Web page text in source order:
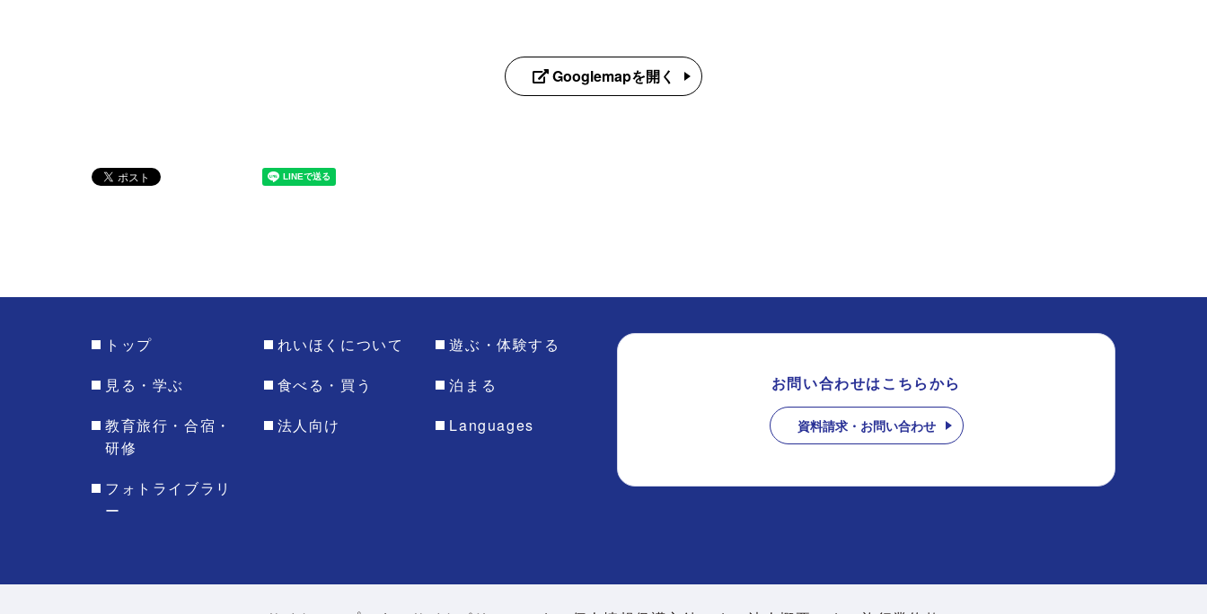
Googlemapを開く
トップ れいほくについて
遊ぶ・体験する
見る・学ぶ
食べる・買う
泊まる
教育旅行・合宿・
研修
法人向け Languages
フォトライブラリ
ー
お問い合わせはこちらから
資料請求・お問い合わせ